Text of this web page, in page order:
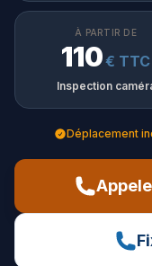
À PARTIR DE
110€ TTC
Inspection
Déplacement